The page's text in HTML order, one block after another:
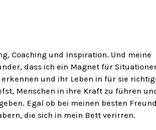
Coaching und Inspiration. Und meine
dass ich ein Magnet für
und ihr Leben in für sie
Menschen in ihre Kraft zu führen
Egal ob bei meinen besten
die sich in mein Bett verirren.